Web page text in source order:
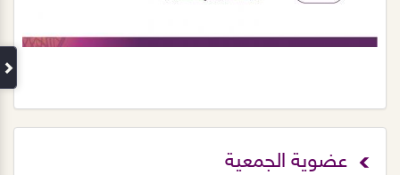
عضوية الجمعية